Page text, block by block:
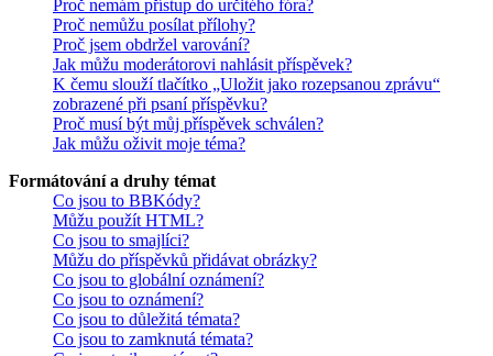
Proč nemám přístup do určitého fóra?
Proč nemůžu posílat přílohy?
Proč jsem obdržel varování?
Jak můžu moderátorovi nahlásit příspěvek?
K čemu slouží tlačítko „Uložit jako rozepsanou zprávu“
zobrazené při psaní příspěvku?
Proč musí být můj příspěvek schválen?
Jak můžu oživit moje téma?
Formátování a druhy témat
Co jsou to BBKódy?
Můžu použít HTML?
Co jsou to smajlíci?
Můžu do příspěvků přidávat obrázky?
Co jsou to globální oznámení?
Co jsou to oznámení?
Co jsou to důležitá témata?
Co jsou to zamknutá témata?